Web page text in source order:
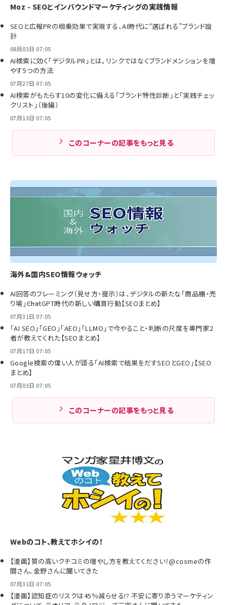
Moz - SEOとインバウンドマーケティングの実践情報
SEOと広報PRの相乗効果で実現する、AI時代に“選ばれる”ブランド設
計
08月03日 07:05
AI検索に効く「デジタルPR」とは。リンクではなくブランドメンションを増
やす5つの方法
07月27日 07:05
AI検索がもたらす10の変化に備える「ブランド特性診断」と「実践チェッ
クリスト」（後編）
07月13日 07:05
このコーナーの記事をもっと見る
海外&国内SEO情報ウォッチ
AI回答のフレーミング（見せ方・提示）は、デジタルの新たな「商品棚・売
り場」――ChatGPT時代の新しい購買行動【SEOまとめ】
07月31日 07:05
「AI SEO」「GEO」「AEO」「LLMO」で今やること・判断の尺度を専門家2
者が教えてくれた【SEOまとめ】
07月17日 07:05
Google検索の偉い人が語る「AI検索で結果をだすSEOとGEO」【SEO
まとめ】
07月03日 07:05
このコーナーの記事をもっと見る
Webのコト、教えてホシイの！
【漫画】質の高いクチコミの増やし方を教えてください！@cosmeの作
間さん、金野さんに聞いてきた
07月31日 07:05
【漫画】認知症のリスクは45％減らせる!? 不安に寄り添うマーケティン